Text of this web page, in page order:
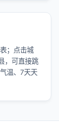
；点击城
，可直接跳
温、7天天